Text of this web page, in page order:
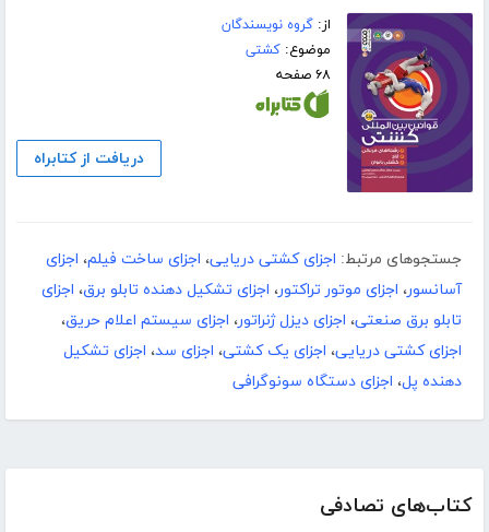
کتاب‌های تصادفی
از:گروه نویسندگان
موضوع:کشتی
۶۸ صفحه
دریافت از کتابراه
جستجوهای مرتبط: اجزای کشتی دریایی، اجزای ساخت فیلم، اجزای
آسانسور، اجزای موتور تراکتور، اجزای تشکیل دهنده تابلو برق، اجزای
تابلو برق صنعتی، اجزای دیزل ژنراتور، اجزای سیستم اعلام حریق،
اجزای کشتی دریایی، اجزای یک کشتی، اجزای سد، اجزای تشکیل
دهنده پل، اجزای دستگاه سونوگرافی